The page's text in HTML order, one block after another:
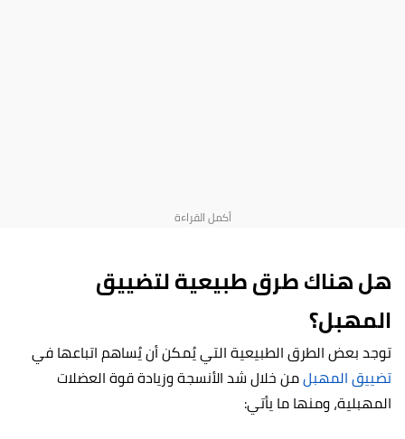
هل هناك طرق طبيعية لتضييق
المهبل؟
توجد بعض الطرق الطبيعية التي يُمكن أن يُساهم اتباعها في
تضييق المهبلمن خلال شد الأنسجة وزيادة قوة العضلات
المهبلية، ومنها ما يأتي: